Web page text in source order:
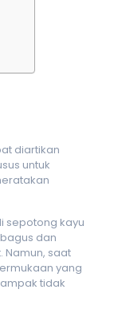
diartikan
untuk
sepotong kayu
dan
Namun, saat
yang
tidak